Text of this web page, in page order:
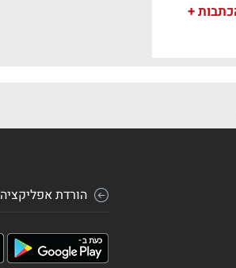
+
הורדת אפליקציה